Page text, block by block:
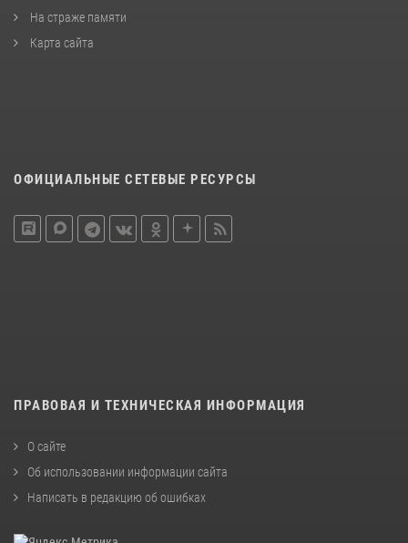
На страже памяти
Карта сайта
ОФИЦИАЛЬНЫЕ СЕТЕВЫЕ РЕСУРСЫ
ПРАВОВАЯ И ТЕХНИЧЕСКАЯ ИНФОРМАЦИЯ
О сайте
Об использовании информации сайта
Написать в редакцию об ошибках